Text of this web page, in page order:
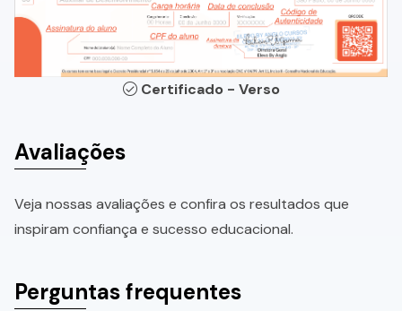
Certificado - Verso
Avaliações
Veja nossas avaliações e confira os resultados que
inspiram confiança e sucesso educacional.
Perguntas frequentes